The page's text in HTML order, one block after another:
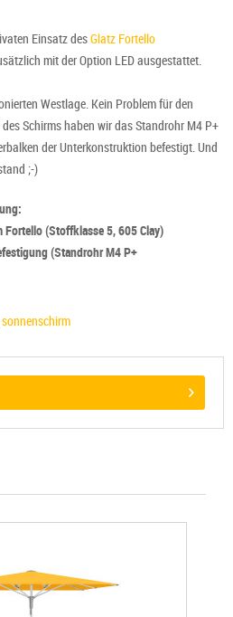
Einsatz desGlatz Fortello
mit der Option LED ausgestattet.
Westlage. Kein Problem für den
Schirms haben wir das Standrohr M4 P+
der Unterkonstruktion befestigt. Und
;-)
(Stoffklasse 5, 605 Clay)
(Standrohr M4 P+
sonnenschirm